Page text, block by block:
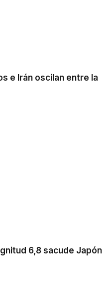
e Irán oscilan entre la
6,8 ​​sacude Japón